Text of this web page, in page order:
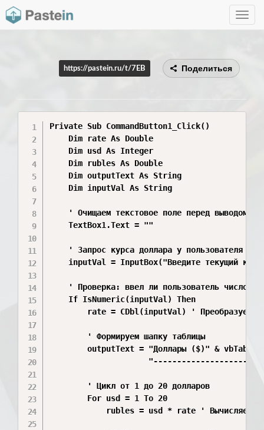
Toggle
https://pastein.ru/t/7EB Поделиться
Private Sub CommandButton1_Click()
    Dim rate As Double
    Dim usd As Integer
    Dim rubles As Double
    Dim outputText As String
    Dim inputVal As String
    ' Очищаем текстовое поле перед выводом
    TextBox1.Text = ""
' Запрос курса доллара у пользователя с
inputVal = InputBox("Введите текущий
' Проверка: ввел ли пользователь число и
    If IsNumeric(inputVal) Then
rate = CDbl(inputVal) ' Преобразуем
        ' Формируем шапку таблицы
outputText = "Доллары ($)" & vbTab &
        ' Цикл от 1 до 20 долларов
        For usd = 1 To 20
rubles = usd * rate ' Вычисляем